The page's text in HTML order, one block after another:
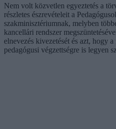
Nem volt közvetlen egyeztetés a
részletes észrevételeit a
szakminisztériumnak, melyben
kancellári rendszer
elnevezés kivezetését és azt, hogy
pedagógusi végzettségre is legyen